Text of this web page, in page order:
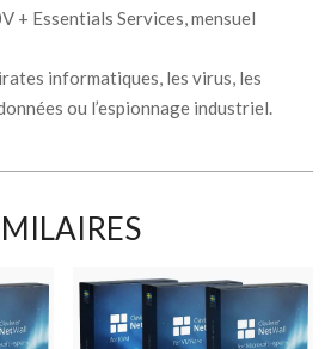
+ Essentials Services, mensuel
informatiques, les virus, les
ou l’espionnage industriel.